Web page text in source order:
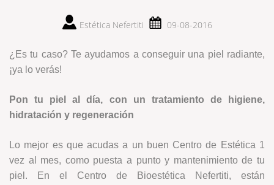
Estética Nefertiti 09-08-2016
¿Es tu caso? Te ayudamos a conseguir una piel radiante,
¡ya lo verás!
Pon tu piel al día, con un tratamiento de higiene,
hidratación y regeneración
Lo mejor es que acudas a un buen Centro de Estética 1
vez al mes, como puesta a punto y mantenimiento de tu
piel. En el Centro de Bioestética Nefertiti, están